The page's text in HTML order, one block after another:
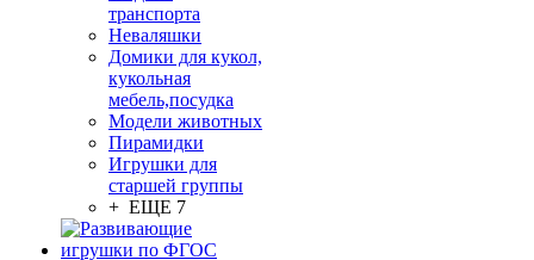
транспорта
Неваляшки
Домики для кукол,
кукольная
мебель,посудка
Модели животных
Пирамидки
Игрушки для
старшей группы
+ ЕЩЕ 7